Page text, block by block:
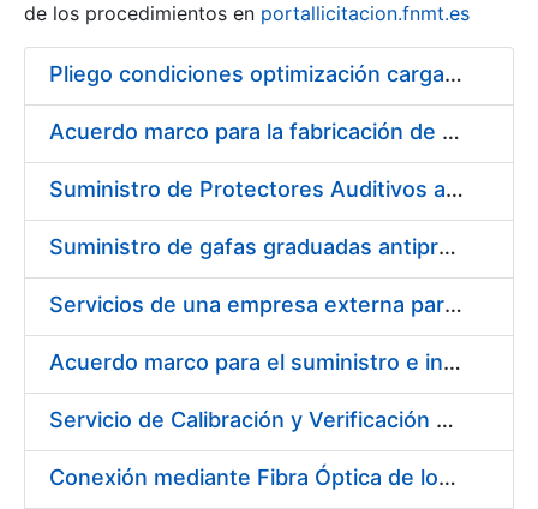
Mostra/Amaga
de los procedimientos en portallicitacion.fnmt.es
Pliego condiciones optimización cargas compras firmado
Acuerdo marco para la fabricación de piezas
Suministro de Protectores Auditivos a medida para las personas trabajadoras de los Centros de Trabajo de Madrid y Burgos
Suministro de gafas graduadas antiproyecciones para los trabajadores de la FNMT-RCM en los centros de trabajo de Madrid y Burgos
Servicios de una empresa externa para el asesoramiento y resolución de los recursos de alzada que se presentan relacionados con procesos de selección para la FNMT-RCM
Acuerdo marco para el suministro e instalación de persianas, estores y otros complementos
Servicio de Calibración y Verificación Externa de los Equipos de Medición del Servicio de Prevención de la FNMT-RCM
Conexión mediante Fibra Óptica de los Centros de Proceso de Datos (CPDs) de las sedes de la FNMT-RCM de Burgos y Madrid